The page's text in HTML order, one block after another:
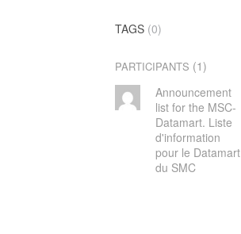
TAGS (0)
PARTICIPANTS (1)
Announcement
list for the MSC-
Datamart. Liste
d'information
pour le Datamart
du SMC